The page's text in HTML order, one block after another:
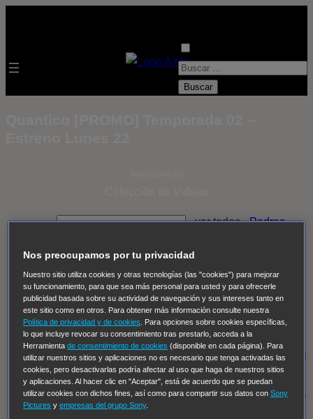
B
- ver todos - Padres
Despedida Salvaje Despedida Salvaje
Thomas, el ojo del FBI Pan Am Dawson crece
Insomnia El Guardián The Blacklist Cinco en familia
Hudson & Rex Diez libras y un sueño Mr Loverman
Regreso al futuro III NUEVE CUERPOS Los últimos
caballeros Tormenta infinita Sing Street Cobra Kai
Tom
y Lola High Country Los casos de Susan Ryeland:
Moonflower Murders Twisted Metal Mentes Criminales:
Evolution Terapia de Choque
Nos preocupamos por tu privacidad
Nuestro sitio utiliza cookies y otras tecnologías (las "cookies") para mejorar
su funcionamiento, para que sea más personal para usted y para ofrecerle
publicidad basada sobre su actividad de navegación y sus intereses tanto en
este sitio como en otros. Para obtener más información consulte nuestra
Política de privacidad y de cookies
. Para opciones sobre cookies específicas,
lo que incluye revocar su consentimiento tras prestarlo, acceda a la
Herramientade consentimiento de cookies (disponible en cada página). Para
utilizar nuestros sitios y aplicaciones no es necesario que tenga activadas las
cookies, pero desactivarlas podría afectar al uso que haga de nuestros sitios
y aplicaciones. Al hacer clic en "Aceptar", está de acuerdo que se puedan
utilizar cookies con dichos fines, así como para compartir sus datos conSony
Pictures yempresas del grupo Sony.